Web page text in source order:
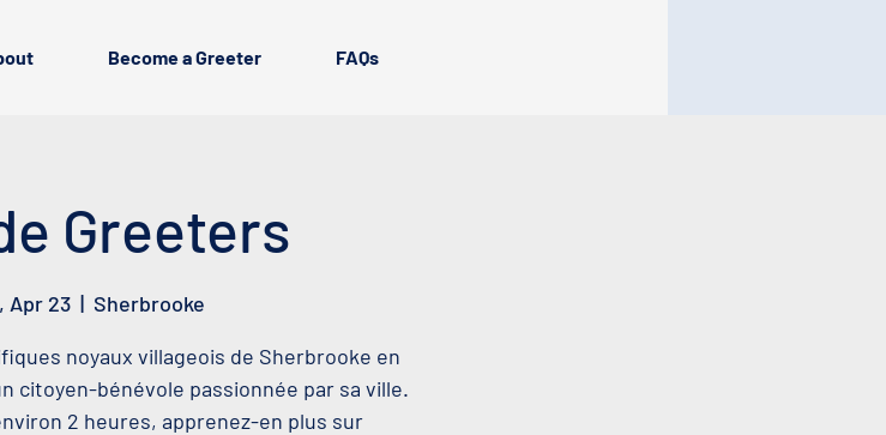
Become a Greeter FAQs
Greeters
Apr 23
  |
Sherbrooke
noyaux villageois de Sherbrooke en
citoyen-bénévole passionnée par sa ville.
2 heures, apprenez-en plus sur